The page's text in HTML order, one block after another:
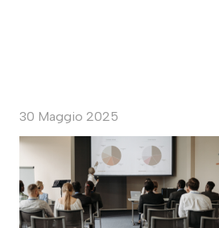
30 Maggio 2025